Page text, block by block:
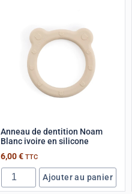
Anneau de dentition Noam
Blanc ivoire en silicone
6,00€ TTC
Ajouter au panier